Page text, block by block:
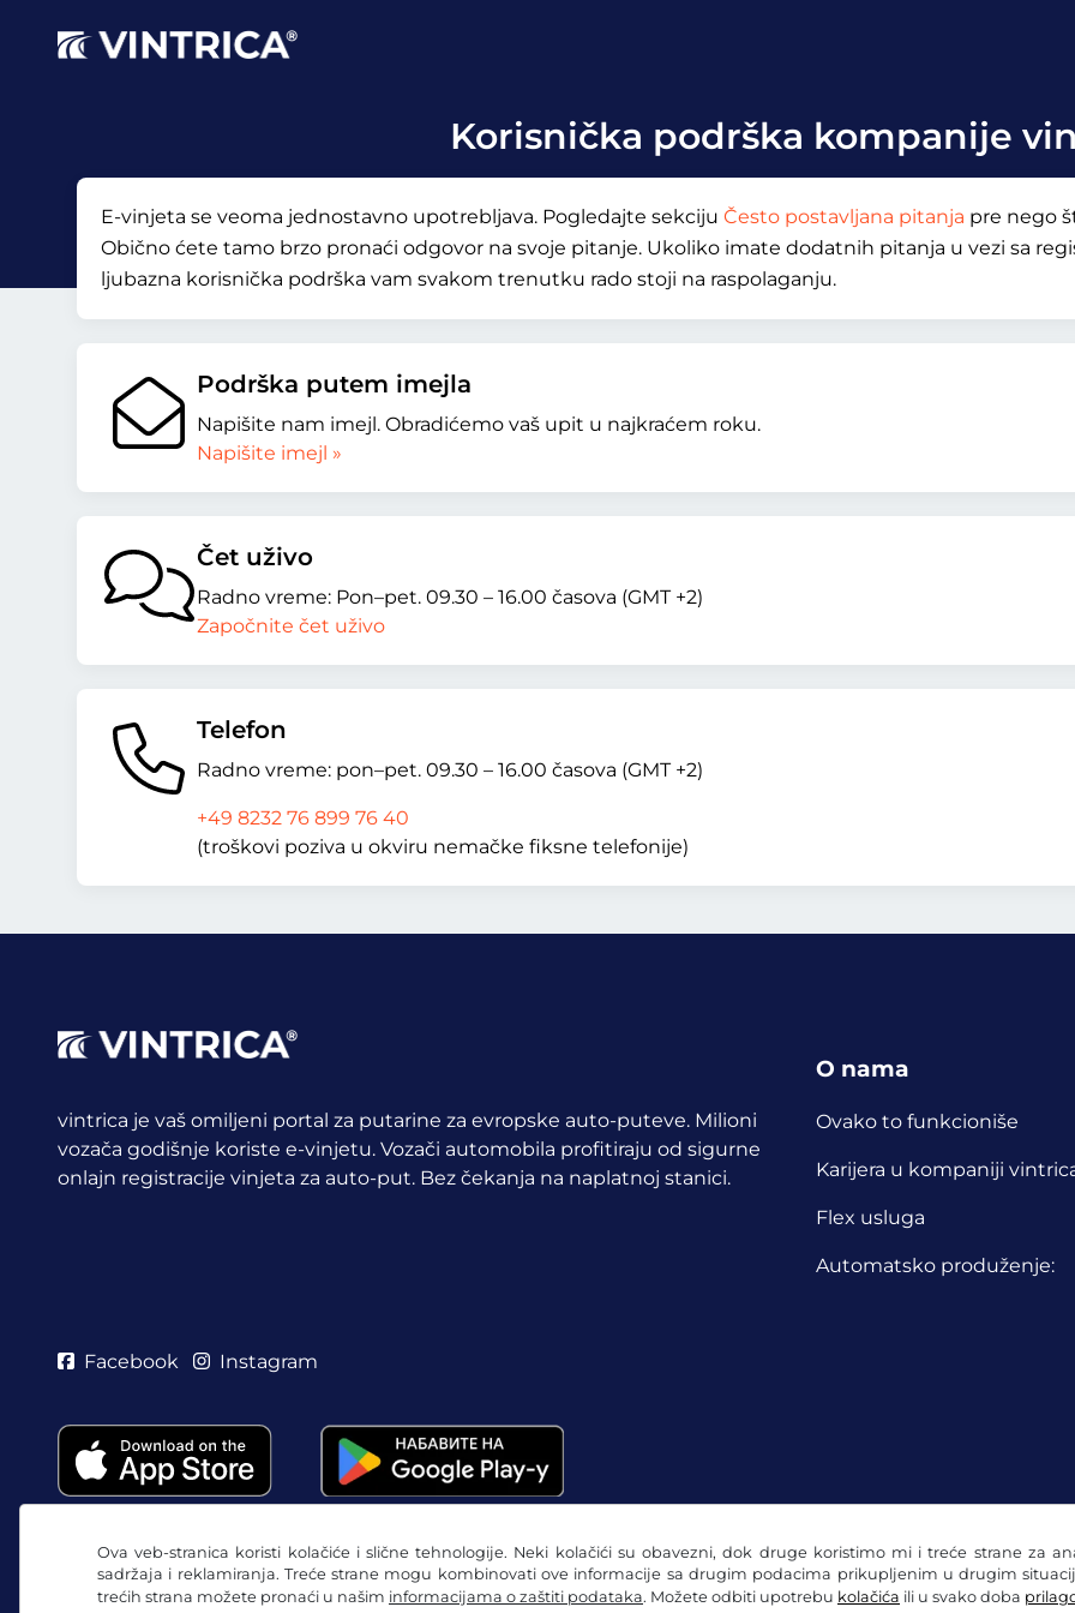
Ova veb-stranica koristi kolačiće i slične tehnologije. Neki kolačići su obavezni, dok druge koristimo mi i treće strane za
sadržaja i reklamiranja. Treće strane mogu kombinovati ove informacije sa drugim podacima prikupljenim u drugim
trećih strana možete pronaći u našim informacijama o zaštiti podataka. Možete odbiti upotrebu kolačića ili u svako doba
Korisnička podrška kompanije
E-vinjeta se veoma jednostavno upotrebljava. Pogledajte sekciju Često postavljana pitanja pre nego
Obično ćete tamo brzo pronaći odgovor na svoje pitanje. Ukoliko imate dodatnih pitanja u vezi sa
ljubazna korisnička podrška vam svakom trenutku rado stoji na raspolaganju.
Podrška putem imejla
Napišite nam imejl. Obradićemo vaš upit u najkraćem roku.
Napišite imejl »
Čet uživo
Radno vreme: Pon–pet. 09.30 – 16.00 časova (GMT +2)
Započnite čet uživo
Telefon
Radno vreme: pon–pet. 09.30 – 16.00 časova (GMT +2)
+49 8232 76 899 76 40
(troškovi poziva u okviru nemačke fiksne telefonije)
vintrica je vaš omiljeni portal za putarine za evropske auto-puteve. Milioni
vozača godišnje koriste e-vinjetu. Vozači automobila profitiraju od sigurne
onlajn registracije vinjeta za auto-put. Bez čekanja na naplatnoj stanici.
O nama
Ovako to funkcioniše
Karijera u kompaniji
Flex usluga
Automatsko produženje:
Facebook Instagram